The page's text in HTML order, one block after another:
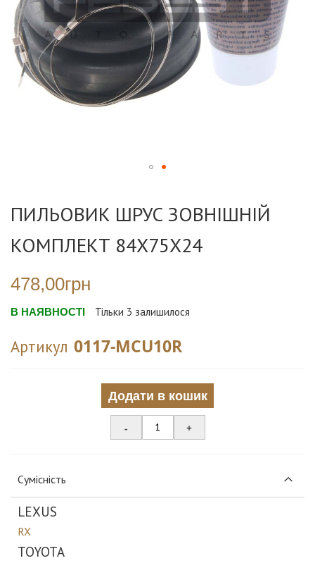
початку
зображень
ПИЛЬОВИК ШРУС ЗОВНІШНІЙ
КОМПЛЕКТ 84X75X24
478,00грн
В НАЯВНОСТІ Тільки 3 залишилося
Артикул 0117-MCU10R
Додати в кошик
- +
Сумісність
LEXUS
RX
TOYOTA